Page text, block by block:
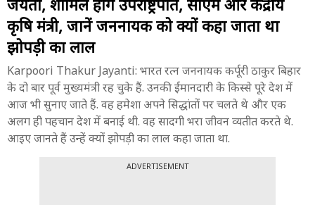
जयंती, शामिल होंगे उपराष्ट्रपति, सीएम और केंद्रीय
कृषि मंत्री, जानें जननायक को क्यों कहा जाता था
झोपड़ी का लाल
Karpoori Thakur Jayanti: भारत रत्न जननायक कर्पूरी ठाकुर बिहार
के दो बार पूर्व मुख्यमंत्री रह चुके हैं. उनकी ईमानदारी के किस्से पूरे देश में
आज भी सुनाए जाते हैं. वह हमेशा अपने सिद्धांतों पर चलते थे और एक
अलग ही पहचान देश में बनाई थी. वह सादगी भरा जीवन व्यतीत करते थे.
आइए जानते हैं उन्हें क्यों झोपड़ी का लाल कहा जाता था.
ADVERTISEMENT